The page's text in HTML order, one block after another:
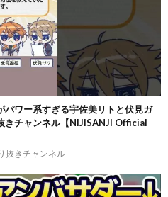
ワー系すぎる宇佐美リトと伏見ガ
きチャンネル【NIJISANJI Official
抜きチャンネル